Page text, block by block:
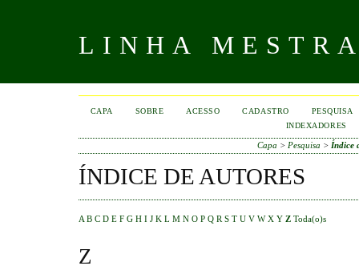
LINHA
CAPA SOBRE ACESSO CADASTRO
PESQUISA
INDEXADORES
Capa > Pesquisa > Índice
ÍNDICE DE AUTORES
A B C D E F G H I J K L M N O P Q R S T U V W X Y Z Toda(o)s
Z